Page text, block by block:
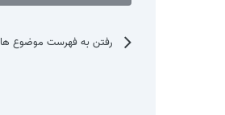
رفتن به فهرست موضوع ها